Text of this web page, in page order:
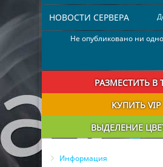
НОВОСТИ СЕРВЕРА
Не опубликовано ни
РАЗМЕСТИТЬ В
КУПИТЬ VIP
ВЫДЕЛЕНИЕ
Информация